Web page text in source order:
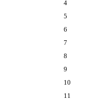
4
5
6
7
8
9
10
11